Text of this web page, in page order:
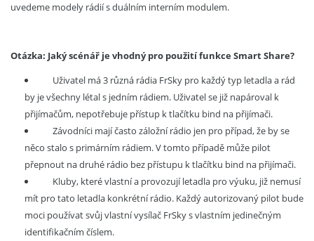
uvedeme modely rádií s duálním interním modulem.
Otázka: Jaký scénář je vhodný pro použití funkce Smart Share?
Uživatel má 3 různá rádia FrSky pro každý typ letadla a rád
by je všechny létal s jedním rádiem. Uživatel se již napároval k
přijímačům, nepotřebuje přístup k tlačítku bind na přijímači.
Závodníci mají často záložní rádio jen pro případ, že by se
něco stalo s primárním rádiem. V tomto případě může pilot
přepnout na druhé rádio bez přístupu k tlačítku bind na přijímači.
Kluby, které vlastní a provozují letadla pro výuku, již nemusí
mít pro tato letadla konkrétní rádio. Každý autorizovaný pilot bude
moci používat svůj vlastní vysílač FrSky s vlastním jedinečným
identifikačním číslem.